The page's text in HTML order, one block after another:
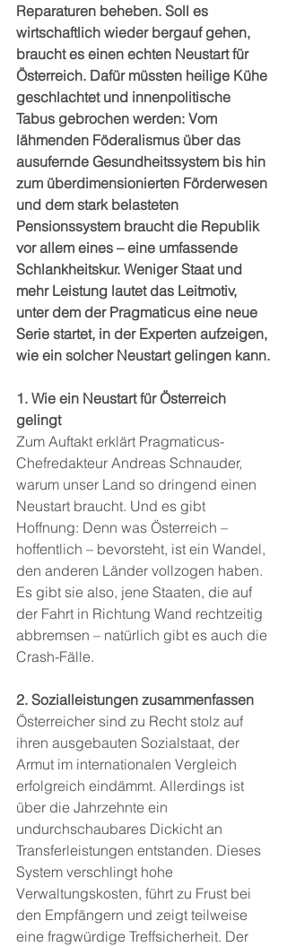
Reparaturen beheben. Soll es
wirtschaftlich wieder bergauf gehen,
braucht es einen echten Neustart für
Österreich. Dafür müssten heilige Kühe
geschlachtet und innenpolitische
Tabus gebrochen werden: Vom
lähmenden Föderalismus über das
ausufernde Gesundheitssystem bis hin
zum überdimensionierten Förderwesen
und dem stark belasteten
Pensionssystem braucht die Republik
vor allem eines – eine umfassende
Schlankheitskur. Weniger Staat und
mehr Leistung lautet das Leitmotiv,
unter dem der Pragmaticus eine neue
Serie startet, in der Experten aufzeigen,
wie ein solcher Neustart gelingen kann.
1. Wie ein Neustart für Österreich
gelingt
Zum Auftakt erklärt Pragmaticus-
Chefredakteur Andreas Schnauder,
warum unser Land so dringend einen
Neustart braucht. Und es gibt
Hoffnung: Denn was Österreich –
hoffentlich – bevorsteht, ist ein Wandel,
den anderen Länder vollzogen haben.
Es gibt sie also, jene Staaten, die auf
der Fahrt in Richtung Wand rechtzeitig
abbremsen – natürlich gibt es auch die
Crash-Fälle.
2. Sozialleistungen zusammenfassen
Österreicher sind zu Recht stolz auf
ihren ausgebauten Sozialstaat, der
Armut im internationalen Vergleich
erfolgreich eindämmt. Allerdings ist
über die Jahrzehnte ein
undurchschaubares Dickicht an
Transferleistungen entstanden. Dieses
System verschlingt hohe
Verwaltungskosten, führt zu Frust bei
den Empfängern und zeigt teilweise
eine fragwürdige Treffsicherheit. Der